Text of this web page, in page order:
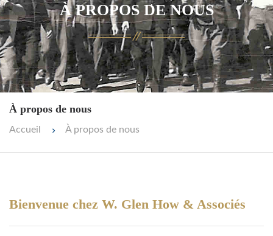
À PROPOS DE NOUS
À propos de nous
Accueil À propos de nous
Bienvenue chez W. Glen How & Associés